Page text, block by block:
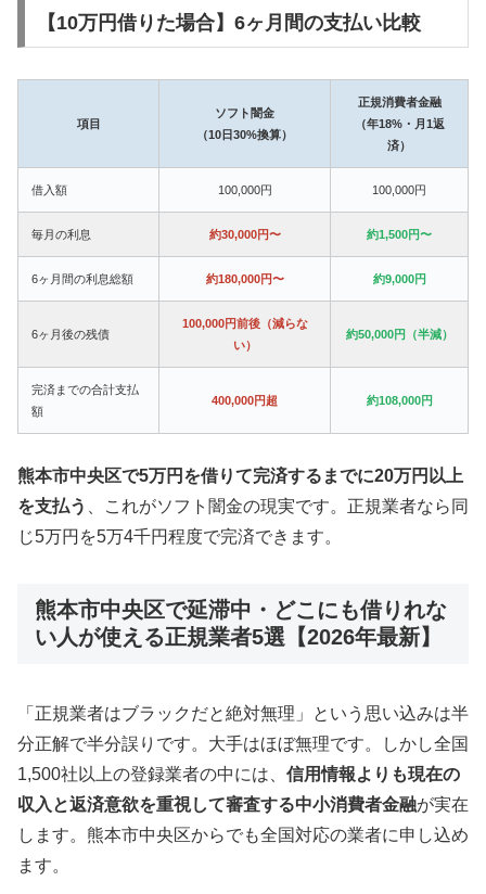
【10万円借りた場合】6ヶ月間の支払い比較
項目
ソフト闇金
（10日30%換算）
正規消費者金融
（年18%・月1返
済）
借入額 100,000円 100,000円
毎月の利息 約30,000円〜 約1,500円〜
6ヶ月間の利息総額 約180,000円〜 約9,000円
6ヶ月後の残債
100,000円前後（減らな
い）
約50,000円（半減）
完済までの合計支払
額
400,000円超 約108,000円
熊本市中央区で5万円を借りて完済するまでに20万円以上
を支払う
、これがソフト闇金の現実です。正規業者なら同
じ5万円を5万4千円程度で完済できます。
熊本市中央区で延滞中・どこにも借りれな
い人が使える正規業者5選【2026年最新】
「正規業者はブラックだと絶対無理」という思い込みは半
分正解で半分誤りです。大手はほぼ無理です。しかし全国
1,500社以上の登録業者の中には、 信用情報よりも現在の
収入と返済意欲を重視して審査する中小消費者金融が実在
します。熊本市中央区からでも全国対応の業者に申し込め
ます。